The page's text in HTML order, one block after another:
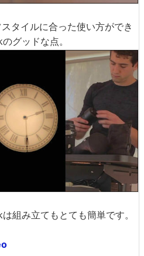
タイルに合った使い方ができ
グッドな点。
組み立てもとても簡単です。